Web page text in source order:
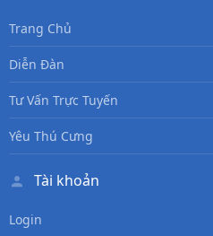
Trang Chủ
Diễn Đàn
Tư Vấn Trực Tuyến
Yêu Thú Cưng
Tài khoản
Login